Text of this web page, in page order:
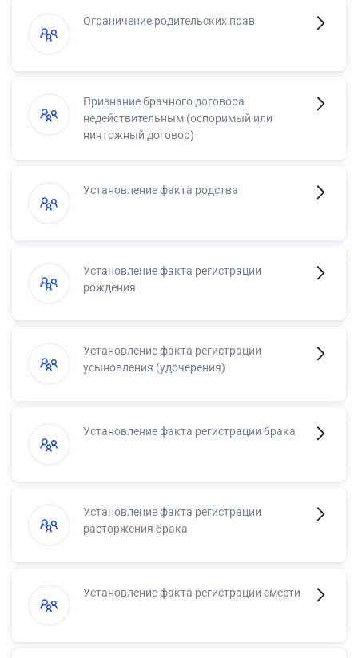
Ограничение родительских прав
Признание брачного договора
недействительным (оспоримый или
ничтожный договор)
Установление факта родства
Установление факта регистрации
рождения
Установление факта регистрации
усыновления (удочерения)
Установление факта регистрации брака
Установление факта регистрации
расторжения брака
Установление факта регистрации смерти